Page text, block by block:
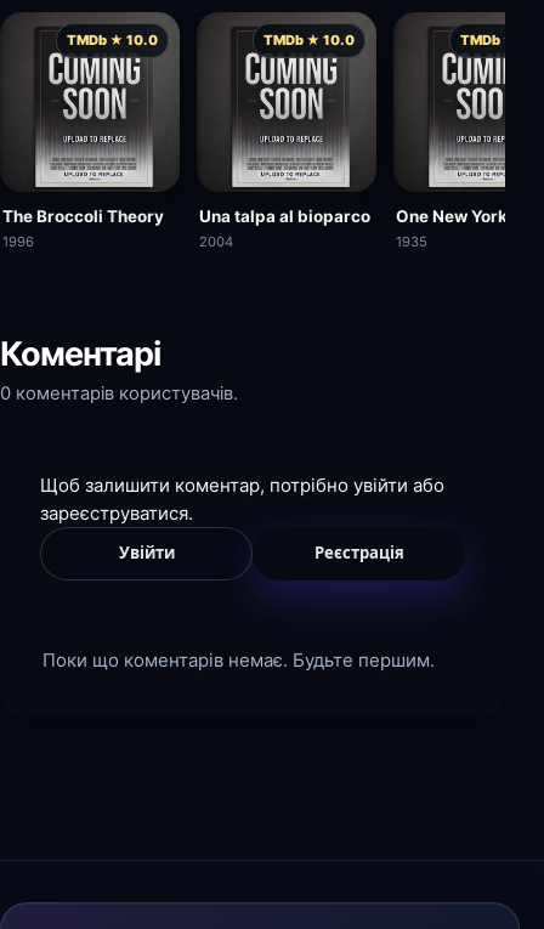
TMDb ★ 10.0
The Broccoli Theory
1996
TMDb ★ 10.0
Una talpa al bioparco
2004
TMDb ★
One New York
1935
Коментарі
0 коментарів користувачів.
Щоб залишити коментар, потрібно увійти або
зареєструватися.
Увійти Реєстрація
Поки що коментарів немає. Будьте першим.